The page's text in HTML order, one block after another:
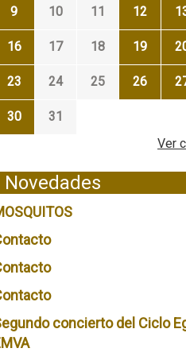
9 10 11 12
16 17 18 19
23 24 25 26
30
31
Ver
Novedades
concierto del Ciclo